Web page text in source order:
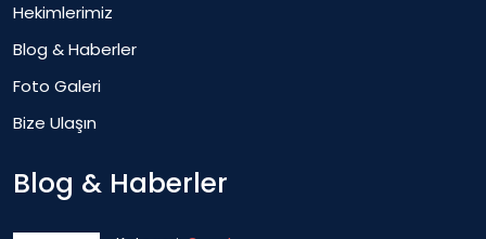
Hekimlerimiz
Blog & Haberler
Foto Galeri
Bize Ulaşın
Blog & Haberler